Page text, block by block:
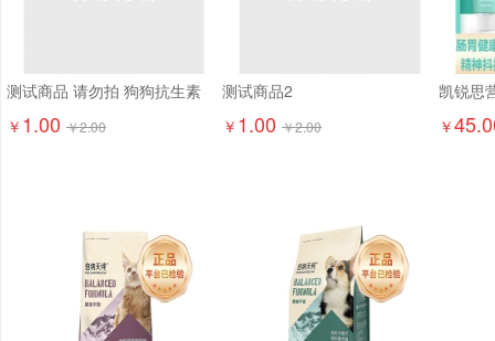
测试商品 请勿拍 狗狗抗生素
￥ 1.00 ￥2.00
测试商品2
￥ 1.00 ￥2.00 ￥